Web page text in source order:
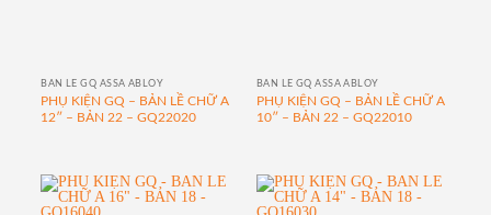
BẢN LỀ GQ ASSA ABLOY
PHỤ KIỆN GQ – BẢN LỀ CHỮ A
12″ – BẢN 22 – GQ22020
BẢN LỀ GQ ASSA ABLOY
PHỤ KIỆN GQ – BẢN LỀ CHỮ A
10″ – BẢN 22 – GQ22010